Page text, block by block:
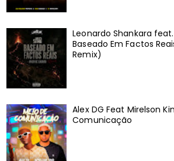
Leonardo Shankara
Baseado Em Factos
Remix)
Alex DG Feat Mirelson
Comunicação